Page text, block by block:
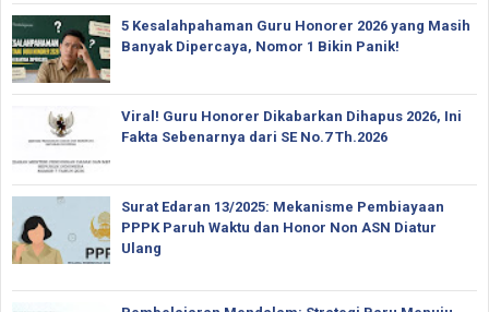
5 Kesalahpahaman Guru Honorer 2026 yang Masih
Banyak Dipercaya, Nomor 1 Bikin Panik!
Viral! Guru Honorer Dikabarkan Dihapus 2026, Ini
Fakta Sebenarnya dari SE No.7 Th.2026
Surat Edaran 13/2025: Mekanisme Pembiayaan
PPPK Paruh Waktu dan Honor Non ASN Diatur
Ulang